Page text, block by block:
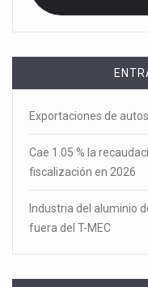
Exportaciones de
Cae 1.05 % la
fiscalización en 2026
Industria del aluminio
fuera del T-MEC